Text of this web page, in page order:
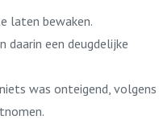
laten bewaken.
daarin een deugdelijke
was onteigend, volgens